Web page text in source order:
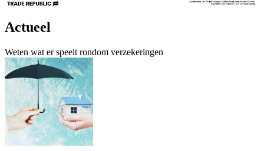
Actueel
Weten wat er speelt rondom verzekeringen